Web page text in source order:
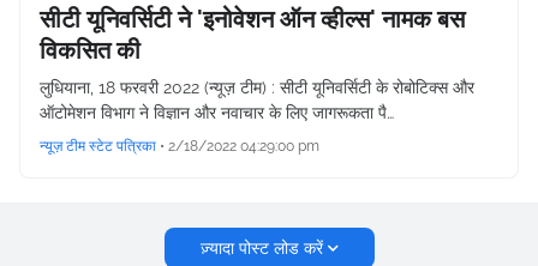
सीटी यूनिवर्सिटी ने 'इनोवेशन ऑन व्हील्स' नामक बस
विकसित की
लुधियाना, 18 फरवरी 2022 (न्यूज़ टीम) : सीटी यूनिवर्सिटी के रोबोटिक्स और
ऑटोमेशन विभाग ने विज्ञान और नवाचार के लिए जागरूकता पै…
न्यूज़ टीम स्टेट पत्रिका • 2/18/2022 04:29:00 pm
ज़्यादा पोस्ट लोड करें